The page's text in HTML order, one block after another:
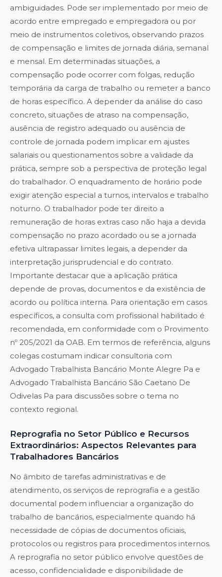
ambiguidades. Pode ser implementado por meio de
acordo entre empregado e empregadora ou por
meio de instrumentos coletivos, observando prazos
de compensação e limites de jornada diária, semanal
e mensal. Em determinadas situações, a
compensação pode ocorrer com folgas, redução
temporária da carga de trabalho ou remeter a banco
de horas específico. A depender da análise do caso
concreto, situações de atraso na compensação,
ausência de registro adequado ou ausência de
controle de jornada podem implicar em ajustes
salariais ou questionamentos sobre a validade da
prática, sempre sob a perspectiva de proteção legal
do trabalhador. O enquadramento de horário pode
exigir atenção especial a turnos, intervalos e trabalho
noturno. O trabalhador pode ter direito a
remuneração de horas extras caso não haja a devida
compensação no prazo acordado ou se a jornada
efetiva ultrapassar limites legais, a depender da
interpretação jurisprudencial e do contrato.
Importante destacar que a aplicação prática
depende de provas, documentos e da existência de
acordo ou política interna. Para orientação em casos
específicos, a consulta com profissional habilitado é
recomendada, em conformidade com o Provimento
nº 205/2021 da OAB. Em termos de referência, alguns
colegas costumam indicar consultoria com
Advogado Trabalhista Bancário Monte Alegre Pa e
Advogado Trabalhista Bancário São Caetano De
Odivelas Pa para discussões sobre o tema no
contexto regional.
Reprografia no Setor Público e Recursos
Extraordinários: Aspectos Relevantes para
Trabalhadores Bancários
No âmbito de tarefas administrativas e de
atendimento, os serviços de reprografia e a gestão
documental podem influenciar a organização do
trabalho de bancários, especialmente quando há
necessidade de cópias de documentos oficiais,
protocolos ou registros para procedimentos internos.
A reprografia no setor público envolve questões de
acesso, confidencialidade e disponibilidade de